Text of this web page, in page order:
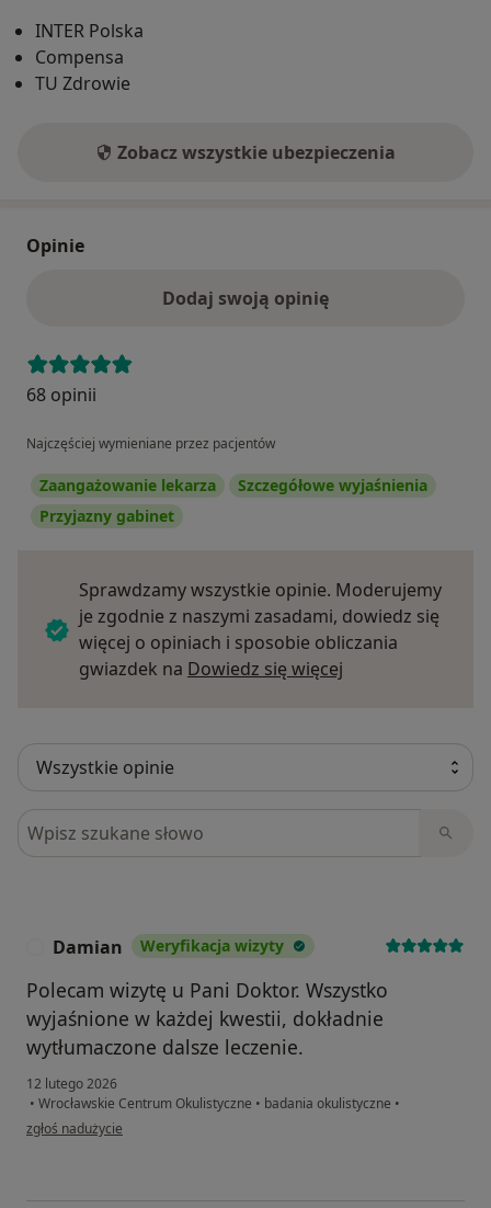
INTER Polska
Compensa
TU Zdrowie
Zobacz wszystkie ubezpieczenia
Opinie
Dodaj swoją opinię
68 opinii
Najczęściej wymieniane przez pacjentów
Zaangażowanie lekarza
Szczegółowe wyjaśnienia
Przyjazny gabinet
Sprawdzamy wszystkie opinie. Moderujemy
je zgodnie z naszymi zasadami, dowiedz się
więcej o opiniach i sposobie obliczania
gwiazdek na Dowiedz się więcej
Szukaj w opiniach
Damian Weryfikacja wizyty
Polecam wizytę u Pani Doktor. Wszystko
wyjaśnione w każdej kwestii, dokładnie
wytłumaczone dalsze leczenie.
12 lutego 2026
• Wrocławskie Centrum Okulistyczne • badania okulistyczne •
w opinii użytkownika Damian
zgłoś nadużycie